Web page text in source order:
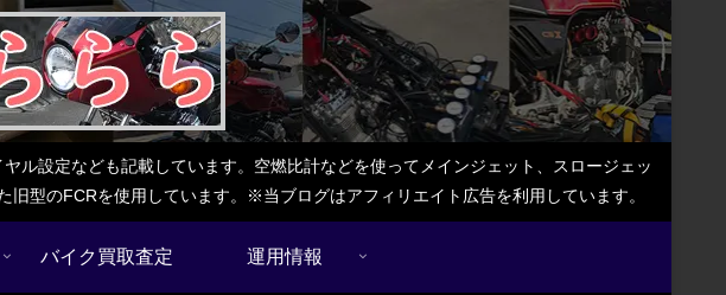
ル設定なども記載しています。空燃比計などを使ってメインジェット、スロージェッ
型のFCRを使用しています。※当ブログはアフィリエイト広告を利用しています。
バイク買取査定 運用情報